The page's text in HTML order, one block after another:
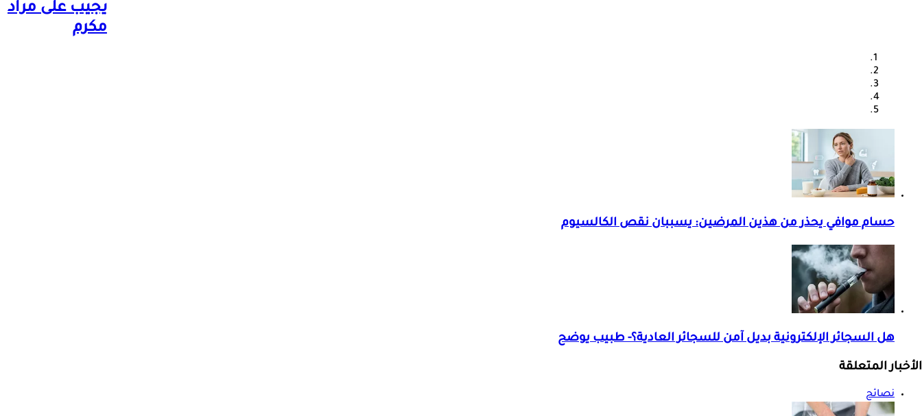
يجيب على مراد
مكرم
حسام موافي يحذر من هذين المرضين: يسببان نقص الكالسيوم
هل السجائر الإلكترونية بديل آمن للسجائر العادية؟- طبيب يوضح
الأخبار المتعلقة
نصائح